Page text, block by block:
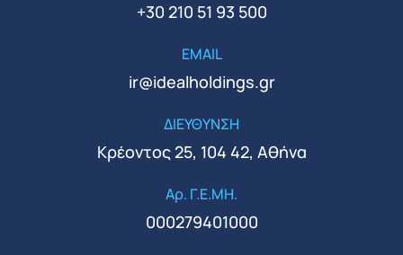
+30 210 51 93 500
EMAIL
ir@idealholdings.gr
ΔΙΕΥΘΥΝΣΗ
Κρέοντος 25, 104 42, Αθήνα
Αρ. Γ.Ε.ΜΗ.
000279401000